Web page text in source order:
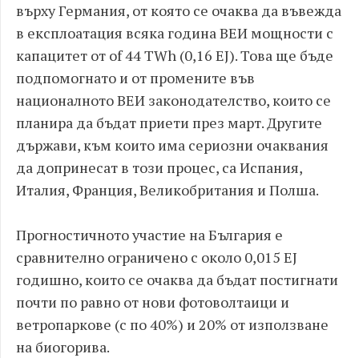
върху Германия, от която се очаква да въвежда
в експлоатация всяка година ВЕИ мощности с
капацитет от of 44 TWh (0,16 EJ). Това ще бъде
подпомогнато и от промените във
националното ВЕИ законодателство, които се
планира да бъдат приети през март. Другите
държави, към които има сериозни очаквания
да допринесат в този процес, са Испания,
Италия, Франция, Великобритания и Полша.
Прогностичното участие на България е
сравнително ограничено с около 0,015 EJ
годишно, които се очаква да бъдат постигнати
почти по равно от нови фотоволтаици и
ветропаркове (с по 40%) и 20% от използване
на биогорива.